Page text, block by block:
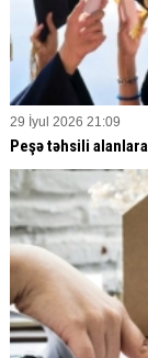
29 İyul 2026 21:09
Peşə təhsili